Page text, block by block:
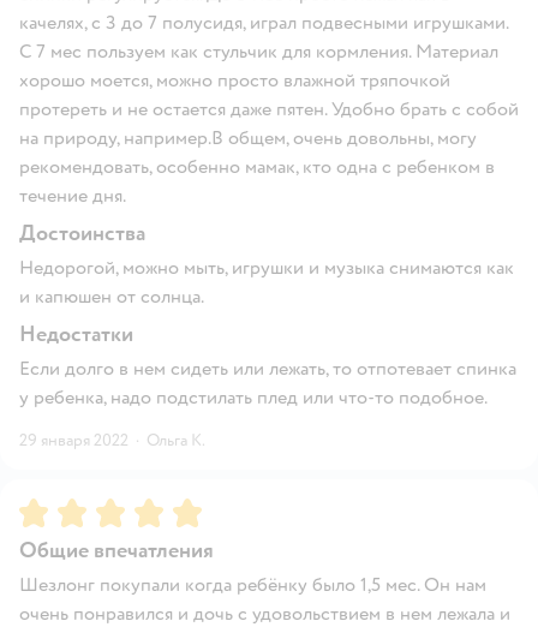
качелях, с 3 до 7 полусидя, играл подвесными игрушками.
С 7 мес пользуем как стульчик для кормления. Материал
хорошо моется, можно просто влажной тряпочкой
протереть и не остается даже пятен. Удобно брать с собой
на природу, например.В общем, очень довольны, могу
рекомендовать, особенно мамак, кто одна с ребенком в
течение дня.
Достоинства
Недорогой, можно мыть, игрушки и музыка снимаются как
и капюшен от солнца.
Недостатки
Если долго в нем сидеть или лежать, то отпотевает спинка
у ребенка, надо подстилать плед или что-то подобное.
29 января 2022 · Ольга К.
Рейтинг:5
Общие впечатления
Шезлонг покупали когда ребёнку было 1,5 мес. Он нам
очень понравился и дочь с удовольствием в нем лежала и